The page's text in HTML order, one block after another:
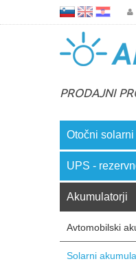
PRODAJNI
Otočni
UPS -
Akumulatorji
Avtomobilski
Solarni